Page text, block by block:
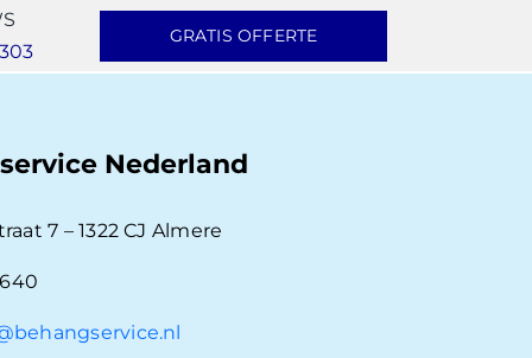
GRATIS OFFERTE
Nederland
7 – 1322 CJ Almere